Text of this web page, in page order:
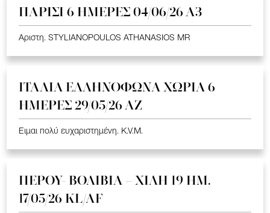
ΠΑΡΙΣΙ 6 ΗΜΕΡΕΣ 04/06/26 Α3
Αριστη. STYLIANOPOULOS ATHANASIOS MR
ΙΤΑΛΙΑ ΕΛΛΗΝΟΦΩΝΑ ΧΩΡΙΑ 6
ΗΜΕΡΕΣ 29/05/26 ΑΖ
Ειμαι πολύ ευχαριστημένη. K.V.M.
ΠΕΡΟΥ- ΒΟΛΙΒΙΑ – ΧΙΛΗ 19 HM.
17/05/26 KL/AF